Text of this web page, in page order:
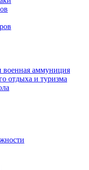
военная аммуниция
отдыха и туризма